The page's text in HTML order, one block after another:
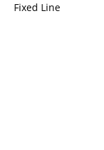
Fixed Line